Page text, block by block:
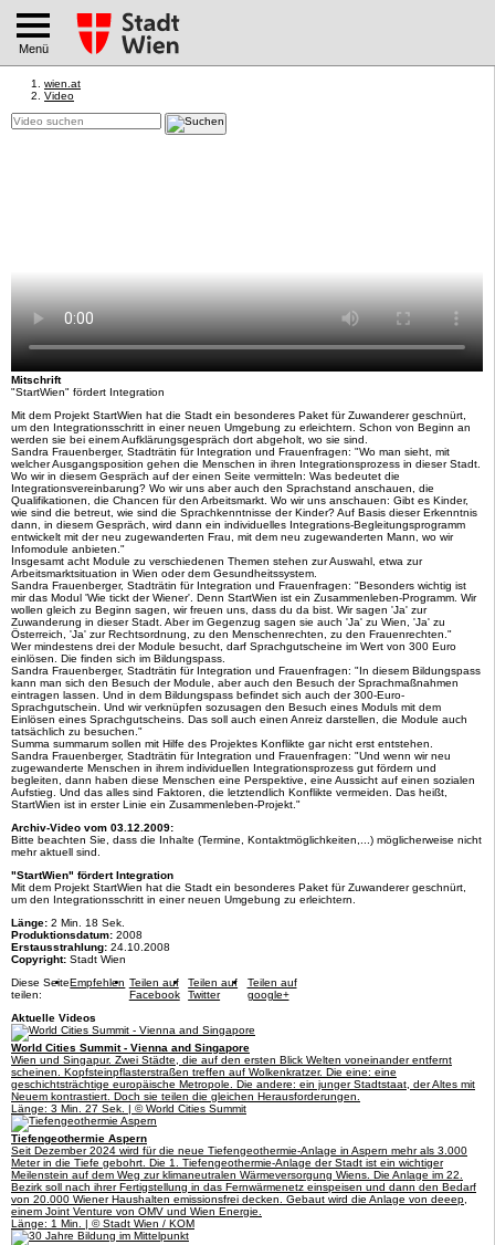
Menü
wien.at
Video
Mitschrift
"StartWien" fördert Integration
Mit dem Projekt StartWien hat die Stadt ein besonderes Paket für Zuwanderer geschnürt,
um den Integrationsschritt in einer neuen Umgebung zu erleichtern. Schon von Beginn an
werden sie bei einem Aufklärungsgespräch dort abgeholt, wo sie sind.
Sandra Frauenberger, Stadträtin für Integration und Frauenfragen: "Wo man sieht, mit
welcher Ausgangsposition gehen die Menschen in ihren Integrationsprozess in dieser Stadt.
Wo wir in diesem Gespräch auf der einen Seite vermitteln: Was bedeutet die
Integrationsvereinbarung? Wo wir uns aber auch den Sprachstand anschauen, die
Qualifikationen, die Chancen für den Arbeitsmarkt. Wo wir uns anschauen: Gibt es Kinder,
wie sind die betreut, wie sind die Sprachkenntnisse der Kinder? Auf Basis dieser Erkenntnis
dann, in diesem Gespräch, wird dann ein individuelles Integrations-Begleitungsprogramm
entwickelt mit der neu zugewanderten Frau, mit dem neu zugewanderten Mann, wo wir
Infomodule anbieten."
Insgesamt acht Module zu verschiedenen Themen stehen zur Auswahl, etwa zur
Arbeitsmarktsituation in Wien oder dem Gesundheitssystem.
Sandra Frauenberger, Stadträtin für Integration und Frauenfragen: "Besonders wichtig ist
mir das Modul 'Wie tickt der Wiener'. Denn StartWien ist ein Zusammenleben-Programm. Wir
wollen gleich zu Beginn sagen, wir freuen uns, dass du da bist. Wir sagen 'Ja' zur
Zuwanderung in dieser Stadt. Aber im Gegenzug sagen sie auch 'Ja' zu Wien, 'Ja' zu
Österreich, 'Ja' zur Rechtsordnung, zu den Menschenrechten, zu den Frauenrechten."
Wer mindestens drei der Module besucht, darf Sprachgutscheine im Wert von 300 Euro
einlösen. Die finden sich im Bildungspass.
Sandra Frauenberger, Stadträtin für Integration und Frauenfragen: "In diesem Bildungspass
kann man sich den Besuch der Module, aber auch den Besuch der Sprachmaßnahmen
eintragen lassen. Und in dem Bildungspass befindet sich auch der 300-Euro-
Sprachgutschein. Und wir verknüpfen sozusagen den Besuch eines Moduls mit dem
Einlösen eines Sprachgutscheins. Das soll auch einen Anreiz darstellen, die Module auch
tatsächlich zu besuchen."
Summa summarum sollen mit Hilfe des Projektes Konflikte gar nicht erst entstehen.
Sandra Frauenberger, Stadträtin für Integration und Frauenfragen: "Und wenn wir neu
zugewanderte Menschen in ihrem individuellen Integrationsprozess gut fördern und
begleiten, dann haben diese Menschen eine Perspektive, eine Aussicht auf einen sozialen
Aufstieg. Und das alles sind Faktoren, die letztendlich Konflikte vermeiden. Das heißt,
StartWien ist in erster Linie ein Zusammenleben-Projekt."
Archiv-Video vom 03.12.2009:
Bitte beachten Sie, dass die Inhalte (Termine, Kontaktmöglichkeiten,...) möglicherweise nicht
mehr aktuell sind.
"StartWien" fördert Integration
Mit dem Projekt StartWien hat die Stadt ein besonderes Paket für Zuwanderer geschnürt,
um den Integrationsschritt in einer neuen Umgebung zu erleichtern.
Länge: 2 Min. 18 Sek.
Produktionsdatum: 2008
Erstausstrahlung: 24.10.2008
Copyright: Stadt Wien
Diese Seite
teilen:
Empfehlen Teilen auf
Facebook
Teilen auf
Twitter
Teilen auf
google+
Aktuelle Videos
World Cities Summit - Vienna and Singapore
Wien und Singapur. Zwei Städte, die auf den ersten Blick Welten voneinander entfernt
scheinen. Kopfsteinpflasterstraßen treffen auf Wolkenkratzer. Die eine: eine
geschichtsträchtige europäische Metropole. Die andere: ein junger Stadtstaat, der Altes mit
Neuem kontrastiert. Doch sie teilen die gleichen Herausforderungen.
Länge: 3 Min. 27 Sek. | © World Cities Summit
Tiefengeothermie Aspern
Seit Dezember 2024 wird für die neue Tiefengeothermie-Anlage in Aspern mehr als 3.000
Meter in die Tiefe gebohrt. Die 1. Tiefengeothermie-Anlage der Stadt ist ein wichtiger
Meilenstein auf dem Weg zur klimaneutralen Wärmeversorgung Wiens. Die Anlage im 22.
Bezirk soll nach ihrer Fertigstellung in das Fernwärmenetz einspeisen und dann den Bedarf
von 20.000 Wiener Haushalten emissionsfrei decken. Gebaut wird die Anlage von deeep,
einem Joint Venture von OMV und Wien Energie.
Länge: 1 Min. | © Stadt Wien / KOM